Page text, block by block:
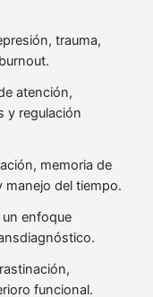
trauma,
atención,
y regulación
memoria de
del tiempo.
enfoque
funcional.